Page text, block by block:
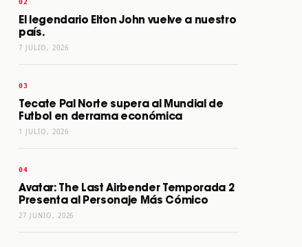
El legendario Elton John vuelve a nuestro
país.
7 JULIO, 2026
Tecate Pal Norte supera al Mundial de
Futbol en derrama económica
1 JULIO, 2026
Avatar: The Last Airbender Temporada 2
Presenta al Personaje Más Cómico
27 JUNIO, 2026